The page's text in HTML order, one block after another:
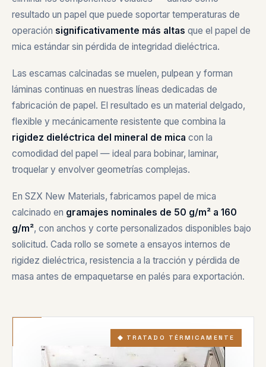
resultado un papel que puede soportar temperaturas de
operación significativamente más altas que el papel de
mica estándar sin pérdida de integridad dieléctrica.
Las escamas calcinadas se muelen, pulpean y forman
láminas continuas en nuestras líneas dedicadas de
fabricación de papel. El resultado es un material delgado,
flexible y mecánicamente resistente que combina la
rigidez dieléctrica del mineral de mica con la
comodidad del papel — ideal para bobinar, laminar,
troquelar y envolver geometrías complejas.
En SZX New Materials, fabricamos papel de mica
calcinado en gramajes nominales de 50 g/m² a 160
g/m², con anchos y corte personalizados disponibles bajo
solicitud. Cada rollo se somete a ensayos internos de
rigidez dieléctrica, resistencia a la tracción y pérdida de
masa antes de empaquetarse en palés para exportación.
◆ TRATADO TÉRMICAMENTE